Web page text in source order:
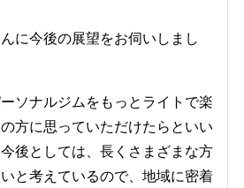
に今後の展望をお伺いしまし
ソナルジムをもっとライトで楽
方に思っていただけたらといい
後としては、長くさまざまな方
と考えているので、地域に密着